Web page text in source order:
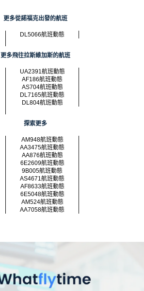
更多從諾福克出發的航班
DL5066航班動態
更多飛往拉斯維加斯的航班
UA2391航班動態
AF186航班動態
AS704航班動態
DL7165航班動態
DL804航班動態
探索更多
AM948航班動態
AA3475航班動態
AA876航班動態
6E2609航班動態
9B005航班動態
AS4671航班動態
AF8633航班動態
6E5048航班動態
AM524航班動態
AA7058航班動態